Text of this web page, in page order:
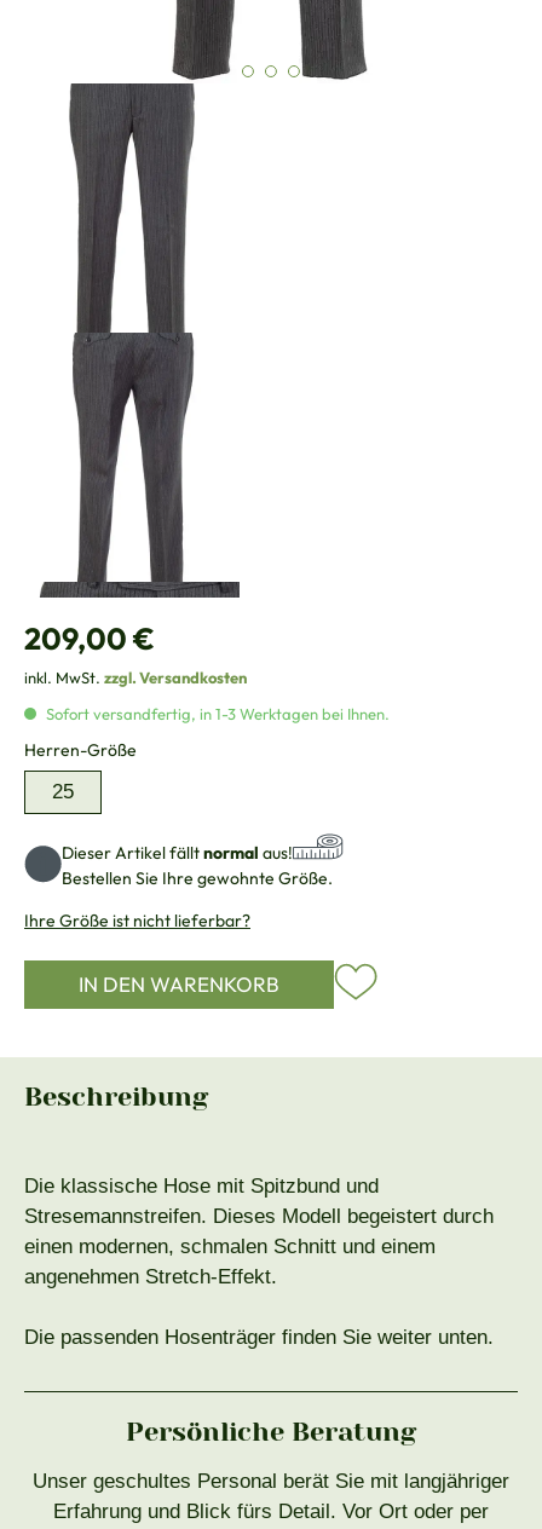
Regulärer Preis:
209,00 €
inkl. MwSt. zzgl. Versandkosten
Sofort versandfertig, in 1-3 Werktagen bei Ihnen.
Herren-Größe
25
Dieser Artikel fälltnormal aus!
Bestellen Sie Ihre gewohnte Größe.
Ihre Größe ist nicht lieferbar?
IN DEN WARENKORB
Beschreibung
Die klassische Hose mit Spitzbund und
Stresemannstreifen. Dieses Modell begeistert durch
einen modernen, schmalen Schnitt und einem
angenehmen Stretch-Effekt.
Die passenden Hosenträger finden Sie weiter unten.
Persönliche Beratung
Unser geschultes Personal berät Sie mit langjähriger
Erfahrung und Blick fürs Detail. Vor Ort oder per